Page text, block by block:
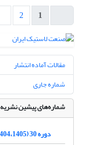
1
2
مقالات آماده انتشار
شماره جاری
شماره‌های پیشین نشریه
دوره 30 (1404،1405)